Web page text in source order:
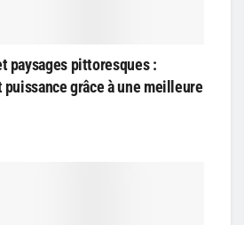
paysages pittoresques :
grâce à une meilleure